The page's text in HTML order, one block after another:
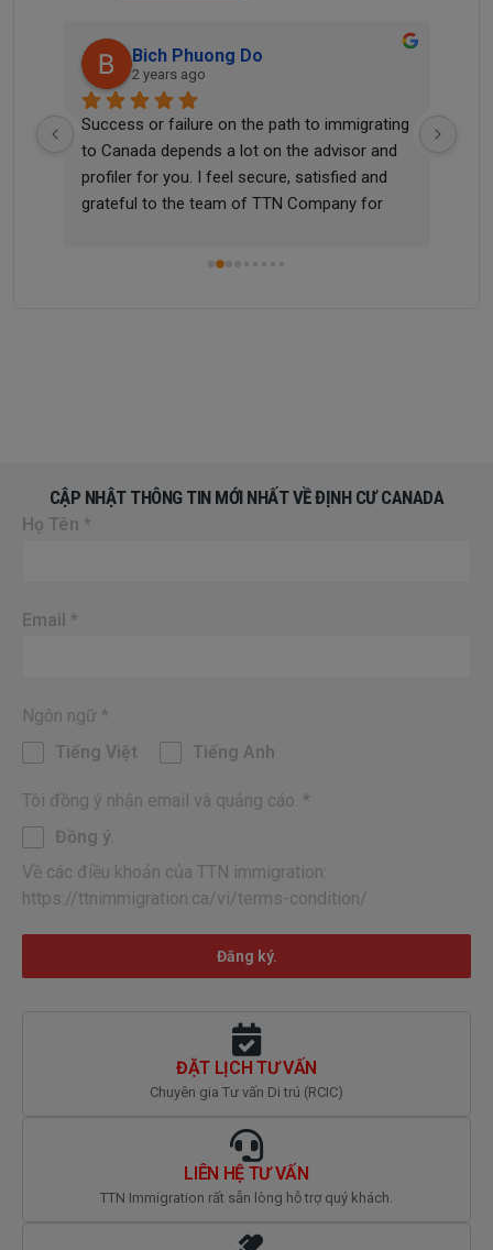
Bich Phuong Do
2 years ago
Success or failure on the path to immigrating
to Canada depends a lot on the advisor and
profiler for you. I feel secure, satisfied and
grateful to the team of TTN Company for
and settle in Canada, a country I have always
CẬP NHẬT THÔNG TIN MỚI NHẤT VỀ ĐỊNH CƯ CANADA
Họ Tên *
Email *
Ngôn ngữ *
Tiếng Việt
Tiếng Anh
Tôi đồng ý nhận email và quảng cáo. *
Đồng ý.
Về các điều khoản của TTN immigration:
https://ttnimmigration.ca/vi/terms-condition/
Đăng ký.
ĐẶT LỊCH TƯ VẤN
Chuyên gia Tư vấn Di trú (RCIC)
LIÊN HỆ TƯ VẤN
TTN Immigration rất sẵn lòng hỗ trợ quý khách.